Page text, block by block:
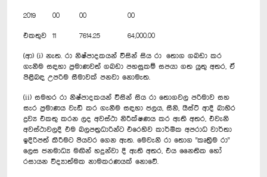
2019 00 00 00
එකතුව 11 7614.25 64,000.00
(ආ) (i) නැත. රා නිෂ්පාදකයන් විසින් සිය රා තොග ගබඩා කර
ගැනීම සඳහා ප්‍රමාණවත් ගබඩා පහසුකම් සපයා ගත යුතු අතර, ඒ
පිළිබඳ උපරිම සීමාවක් පනවා නොමැත.
(ii) සමහර රා නිෂ්පාදකයන් විසින් සිය රා තොගවල පරිමාව සහ
සැර ප්‍රමාණය වැඩි කර ගැනීම සඳහා ජලය, සීනි, යීස්ට් ආදී බාහිර
ද්‍රව්‍ය එකතු කරන ලද අවස්ථා නිරීක්ෂණය කර ඇති අතර, එවැනි
අවස්ථාවලදී එම බලපත්‍රධාරින්ට එරෙහිව කාර්මික අපරාධ වාර්තා
ඉදිරිපත් කිරීමට පියවර ගෙන ඇත. මෙවැනි රා තොග "කෘත්‍රිම රා"
ලෙස ජනමාධ්‍ය මඟින් හදුන්වා දී ඇති අතර, එය නෛතික ‍හෝ
රසායන විද්‍යාත්මක නාමකරණයක් නොවේ.